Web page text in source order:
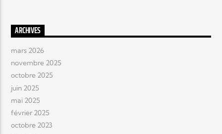
ARCHIVES
mars 2026
novembre 2025
octobre 2025
juin 2025
mai 2025
février 2025
octobre 2023